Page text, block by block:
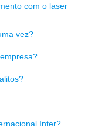
com o laser
vez?
Inter?